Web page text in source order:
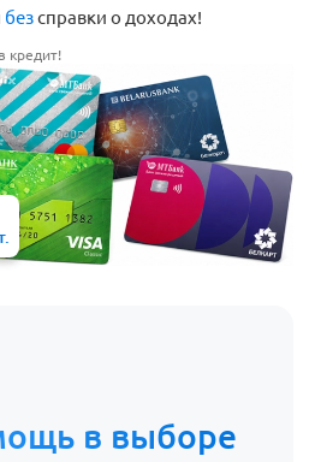
безсправки о доходах!
кредит!
в выборе